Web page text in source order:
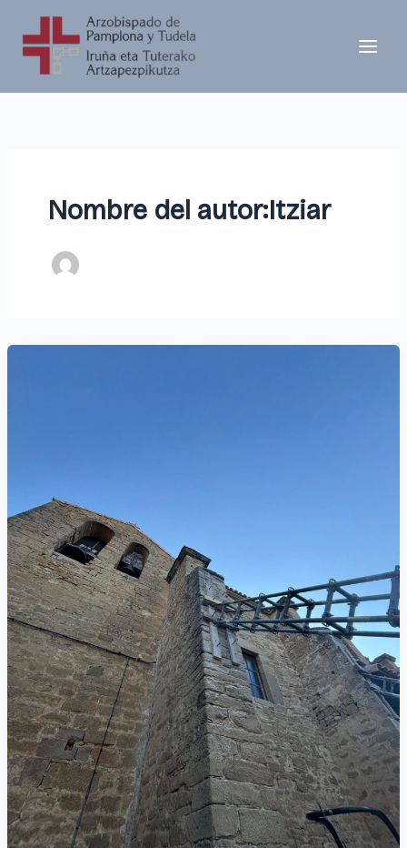
contenido
Nombre del autor:Itziar